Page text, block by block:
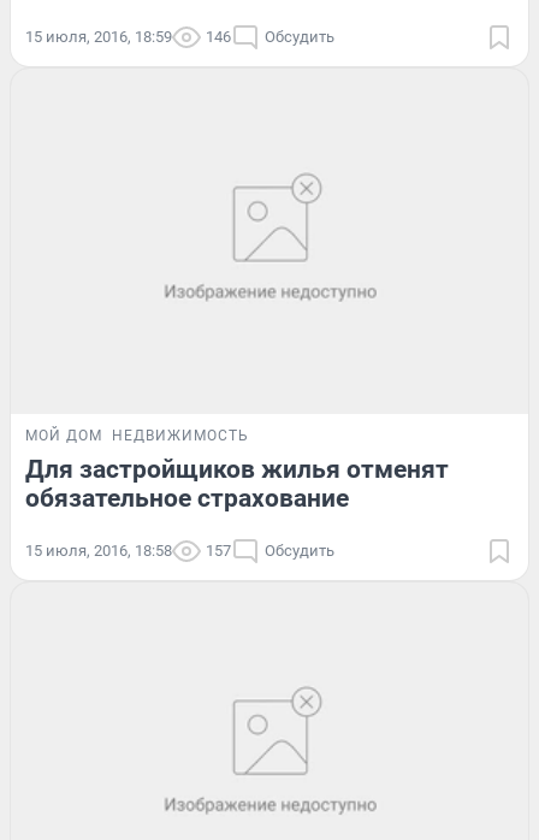
15 июля, 2016, 18:59 146 Обсудить
МОЙ ДОМ НЕДВИЖИМОСТЬ
Для застройщиков жилья отменят
обязательное страхование
15 июля, 2016, 18:58 157 Обсудить